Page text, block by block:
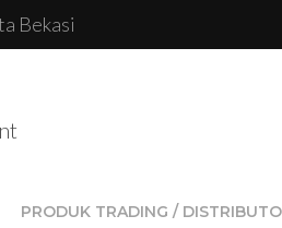
Bekasi
PRODUK TRADING /